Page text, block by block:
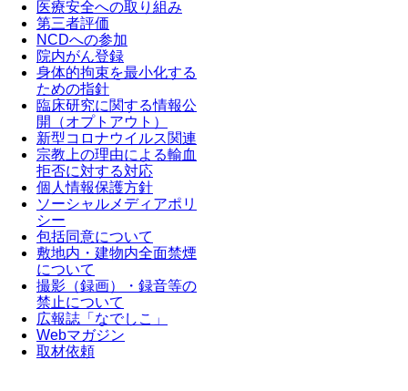
医療安全への取り組み
第三者評価
NCDへの参加
院内がん登録
身体的拘束を最小化する
ための指針
臨床研究に関する情報公
開（オプトアウト）
新型コロナウイルス関連
宗教上の理由による輸血
拒否に対する対応
個人情報保護方針
ソーシャルメディアポリ
シー
包括同意について
敷地内・建物内全面禁煙
について
撮影（録画）・録音等の
禁止について
広報誌「なでしこ」
Webマガジン
取材依頼